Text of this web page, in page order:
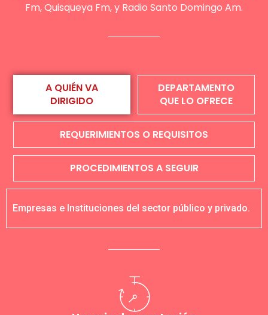
Fm, Quisqueya Fm, y Radio Santo Domingo Am.
A QUIÉN VA
DIRIGIDO
DEPARTAMENTO
QUE LO OFRECE
REQUERIMIENTOS O REQUISITOS
PROCEDIMIENTOS A SEGUIR
Empresas e Instituciones del sector público y privado.